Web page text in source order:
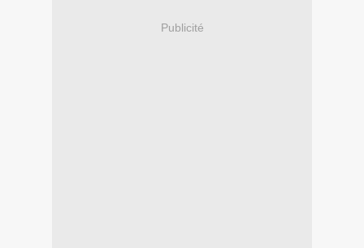
Publicité